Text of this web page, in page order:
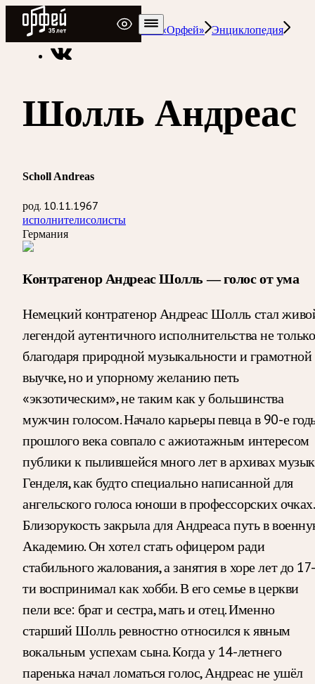
Радио Орфей
Радио классической музыки «Орфей» Энциклопедия
Шолль Андреас
Scholl Andreas
род. 10.11.1967
исполнителисолисты
Германия
Контратенор Андреас Шолль — голос от ума
Немецкий контратенор Андреас Шолль стал
легендой аутентичного исполнительства не только
благодаря природной музыкальности и грамотной
выучке, но и упорному желанию петь
«экзотическим», не таким как у большинства
мужчин голосом. Начало карьеры певца в 90-е
прошлого века совпало с ажиотажным интересом
публики к пылившейся много лет в архивах
Генделя, как будто специально написанной для
ангельского голоса юноши в профессорских очках.
Близорукость закрыла для Андреаса путь в
Академию. Он хотел стать офицером ради
стабильного жалования, а занятия в хоре лет до 17-
ти воспринимал как хобби. В его семье в церкви
пели все: брат и сестра, мать и отец. Именно
старший Шолль ревностно относился к явным
вокальным успехам сына. Когда у 14-летнего
паренька начал ломаться голос, Андреас не ушёл